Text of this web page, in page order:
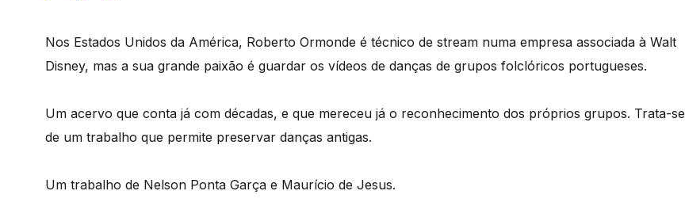
Nos Estados Unidos da América, Roberto Ormonde é técnico de stream numa empresa associada à Walt
Disney, mas a sua grande paixão é guardar os vídeos de danças de grupos folclóricos portugueses.
Um acervo que conta já com décadas, e que mereceu já o reconhecimento dos próprios grupos. Trata-se
de um trabalho que permite preservar danças antigas.
Um trabalho de Nelson Ponta Garça e Maurício de Jesus.